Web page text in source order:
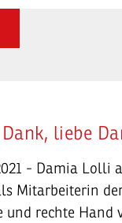
liebe
- Damia Lolli
Mitarbeiterin
und rechte Hand